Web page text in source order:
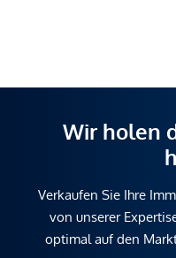
Wir holen
Verkaufen Sie Ihre
von unserer
optimal auf den